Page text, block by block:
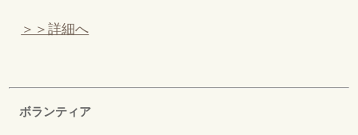
＞＞詳細へ
ボランティア